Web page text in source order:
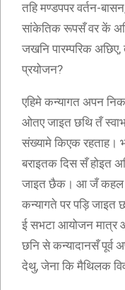
तहि मण्डपपर वर्तन-
सांकेतिक रूपसँ वर कें
जखनि पारम्परिक
प्रयोजन?
एहिमे कन्यागत अपन
ओतए जाइत छथि तँ
संख्यामे किएक
बराइतक दिस सँ होइत
जाइत छैक। आ जँ कहल
कन्यागते पर पड़ि जाइत
ई सभटा आयोजन मात्र
छनि से कन्यादानसँ पूर्व
देथु, जेना कि मैथिलक